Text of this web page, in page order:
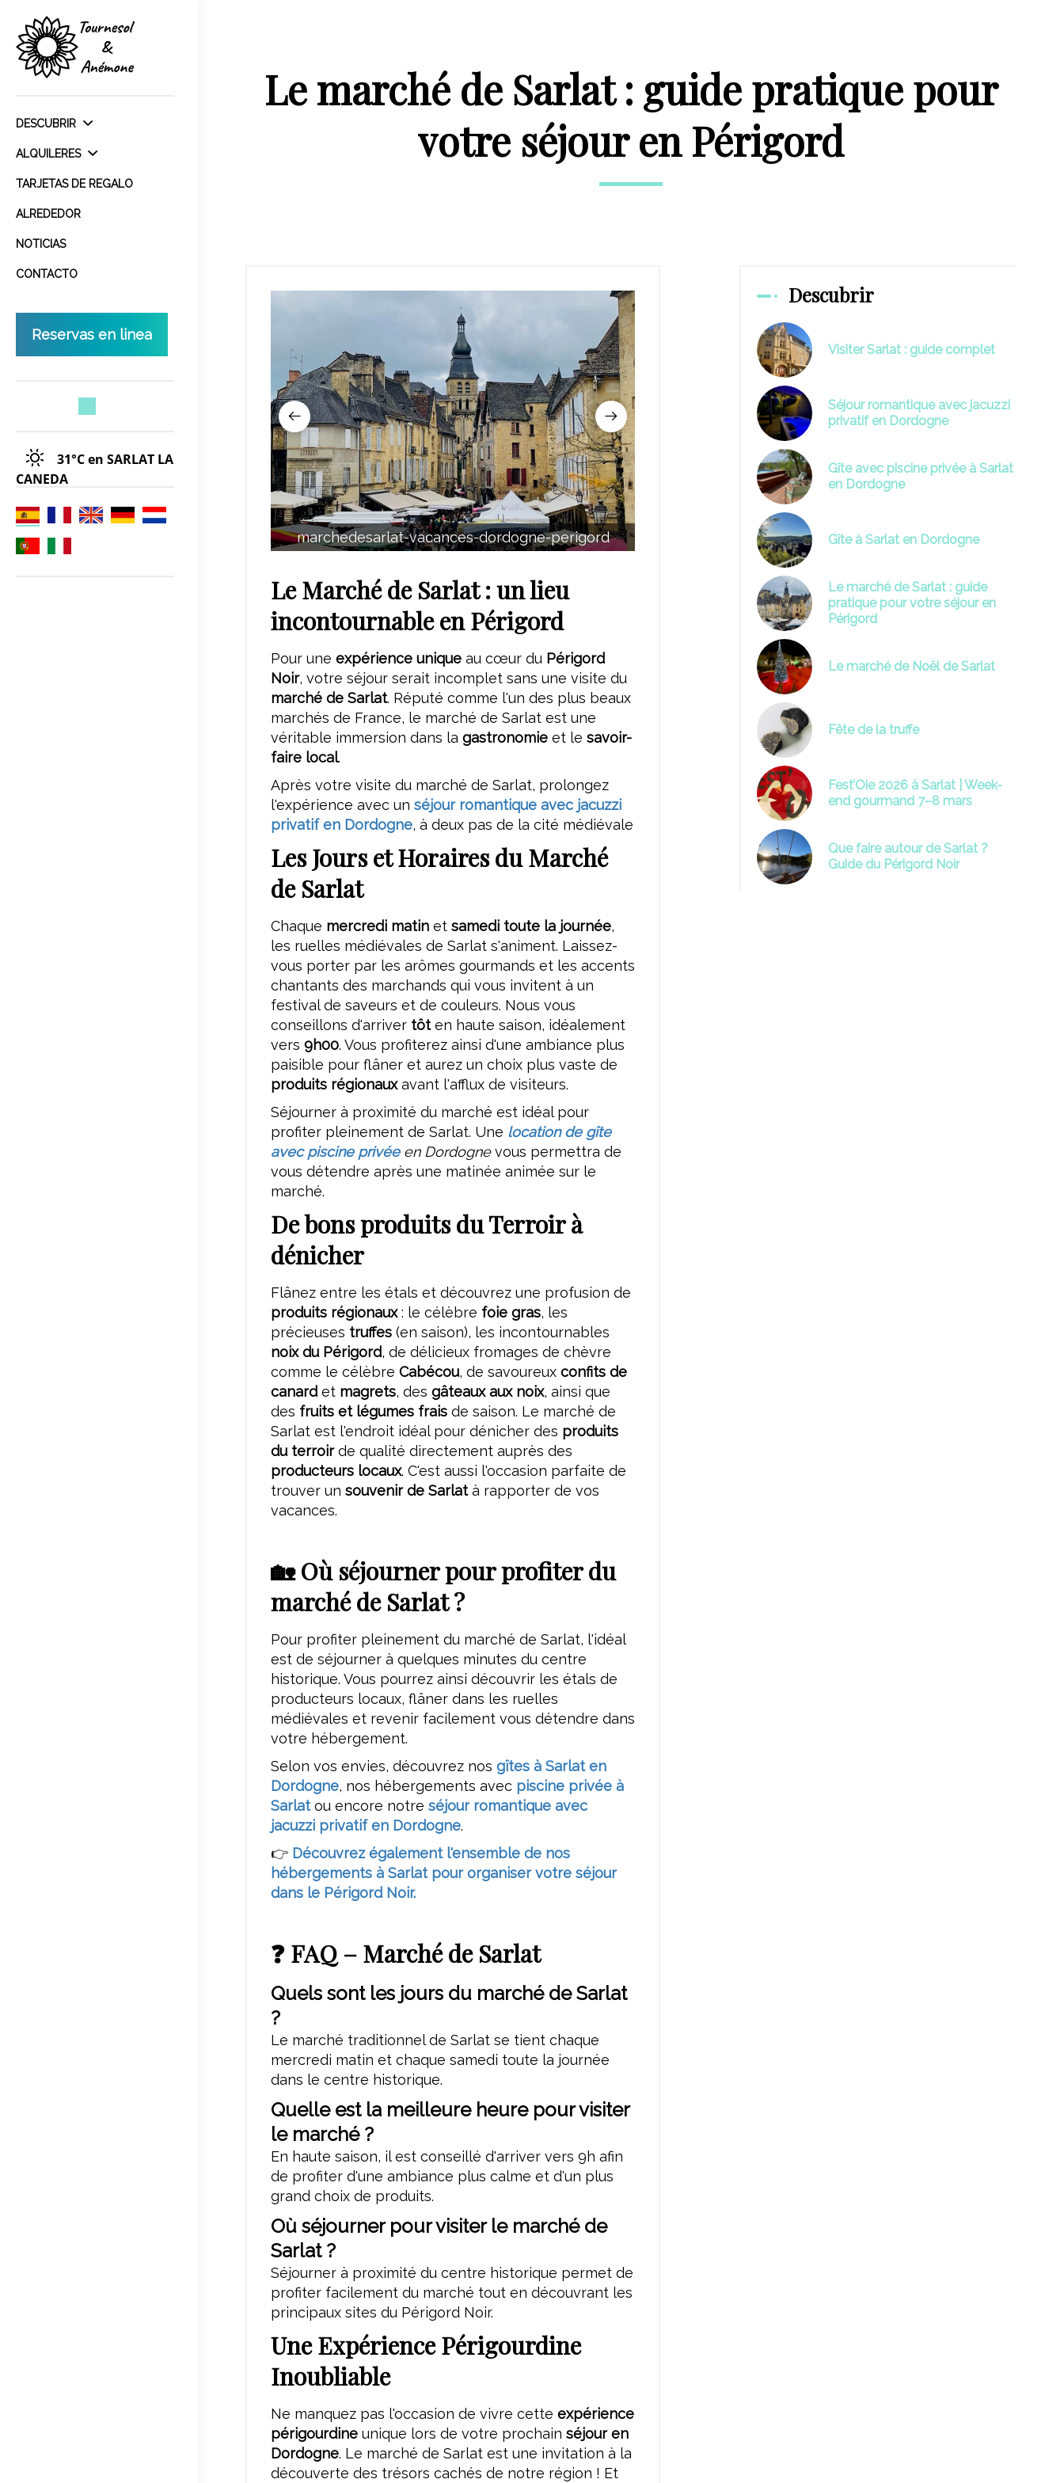
DESCUBRIR
ALQUILERES
TARJETAS DE REGALO
ALREDEDOR
NOTICIAS
CONTACTO
Reservas en linea
31°Cen SARLAT LA
CANEDA
Le marché de Sarlat : guide pratique pour
votre séjour en Périgord
marchedesarlat-vacances-dordogne-perigord fraisesduperigord-sarlat-produitduterroir
Le Marché de Sarlat : un lieu
incontournable en Périgord
Pour une expérience unique au cœur du Périgord
Noir, votre séjour serait incomplet sans une visite du
marché de Sarlat. Réputé comme l'un des plus beaux
marchés de France, le marché de Sarlat est une
véritable immersion dans la gastronomie et le savoir-
faire local.
Après votre visite du marché de Sarlat, prolongez
l'expérience avec un séjour romantique avec jacuzzi
privatif en Dordogne, à deux pas de la cité médiévale
Les Jours et Horaires du Marché
de Sarlat
Chaque mercredi matin et samedi toute la journée,
les ruelles médiévales de Sarlat s'animent. Laissez-
vous porter par les arômes gourmands et les accents
chantants des marchands qui vous invitent à un
festival de saveurs et de couleurs. Nous vous
conseillons d'arriver tôten haute saison, idéalement
vers 9h00. Vous profiterez ainsi d'une ambiance plus
paisible pour flâner et aurez un choix plus vaste de
produits régionauxavant l'afflux de visiteurs.
Séjourner à proximité du marché est idéal pour
profiter pleinement de Sarlat. Une location de gîte
avec piscine privéeen Dordognevous permettra de
vous détendre après une matinée animée sur le
marché.
De bons produits du Terroir à
dénicher
Flânez entre les étals et découvrez une profusion de
produits régionaux: le célèbre foie gras, les
précieuses truffes (en saison), les incontournables
noix du Périgord, de délicieux fromages de chèvre
comme le célèbre Cabécou, de savoureux confits de
canardet magrets, des gâteaux aux noix, ainsi que
des fruits et légumes frais de saison. Le marché de
Sarlat est l'endroit idéal pour dénicher des produits
du terroirde qualité directement auprès des
producteurs locaux. C'est aussi l'occasion parfaite de
trouver un souvenir de Sarlatà rapporter de vos
vacances.
🏡 Où séjourner pour profiter du
marché de Sarlat ?
Pour profiter pleinement du marché de Sarlat, l'idéal
est de séjourner à quelques minutes du centre
historique. Vous pourrez ainsi découvrir les étals de
producteurs locaux, flâner dans les ruelles
médiévales et revenir facilement vous détendre dans
votre hébergement.
Selon vos envies, découvrez nos gîtes à Sarlat en
Dordogne, nos hébergements avec piscine privée à
Sarlatou encore notre séjour romantique avec
jacuzzi privatif en Dordogne.
👉 Découvrez également l'ensemble de nos
hébergements à Sarlat pour organiser votre séjour
dans le Périgord Noir.
❓ FAQ – Marché de Sarlat
Quels sont les jours du marché de Sarlat
?
Le marché traditionnel de Sarlat se tient chaque
mercredi matin et chaque samedi toute la journée
dans le centre historique.
Quelle est la meilleure heure pour visiter
le marché ?
En haute saison, il est conseillé d'arriver vers 9h afin
de profiter d'une ambiance plus calme et d'un plus
grand choix de produits.
Où séjourner pour visiter le marché de
Sarlat ?
Séjourner à proximité du centre historique permet de
profiter facilement du marché tout en découvrant les
principaux sites du Périgord Noir.
Une Expérience Périgourdine
Inoubliable
Ne manquez pas l'occasion de vivre cette expérience
périgourdine unique lors de votre prochain séjour en
Dordogne. Le marché de Sarlat est une invitation à la
découverte des trésors cachés de notre région ! Et
Descubrir
Visiter Sarlat : guide complet
Séjour romantique avec jacuzzi
privatif en Dordogne
Gîte avec piscine privée à Sarlat
en Dordogne
Gîte à Sarlat en Dordogne
Le marché de Sarlat : guide
pratique pour votre séjour en
Périgord
Le marché de Noël de Sarlat
Fête de la truffe
Fest’Oie 2026 à Sarlat | Week-
end gourmand 7–8 mars
Que faire autour de Sarlat ?
Guide du Périgord Noir